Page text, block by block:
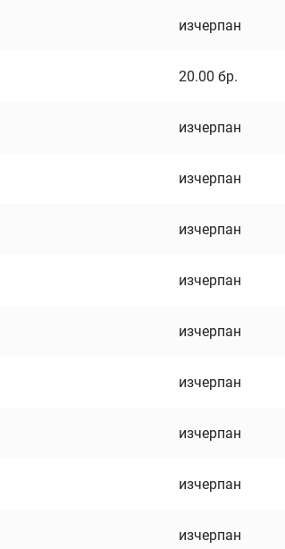
изчерпан
20.00 бр.
изчерпан
изчерпан
изчерпан
изчерпан
изчерпан
изчерпан
изчерпан
изчерпан
изчерпан